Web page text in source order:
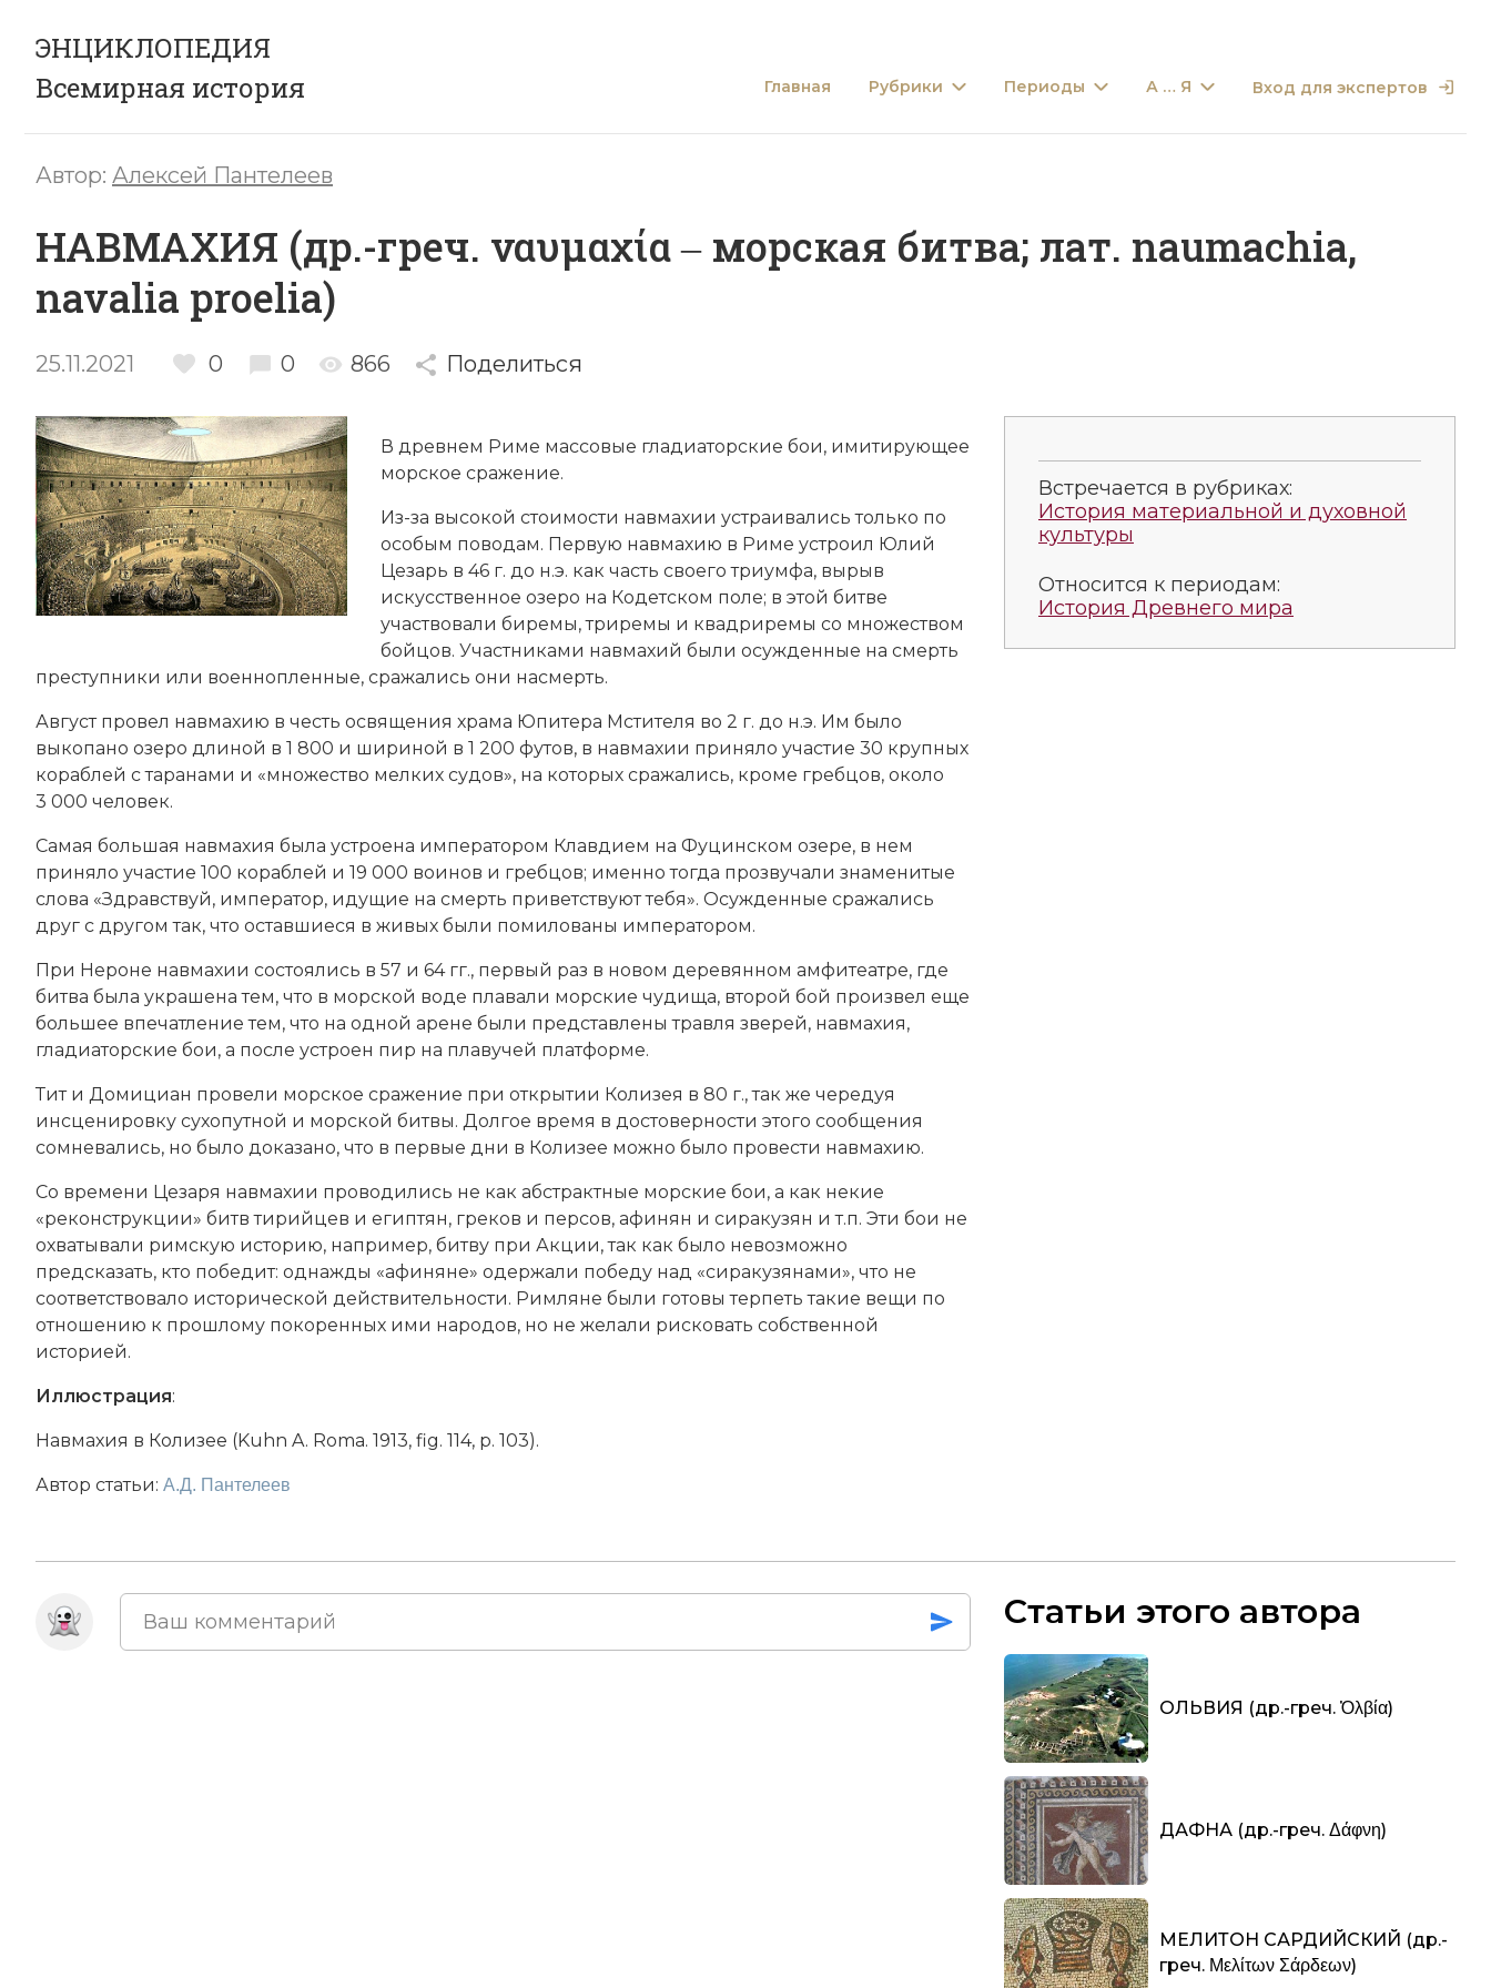
ЭНЦИКЛОПЕДИЯ
Всемирная история
Главная Рубрики Периоды А … Я Вход для экспертов
Автор: Алексей Пантелеев
НАВМАХИЯ (др.-греч. ναυμαχία ‒ морская битва; лат. naumachia,
navalia proelia)
25.11.2021 0 0 866 Поделиться
В древнем Риме массовые гладиаторские бои, имитирующее
морское сражение.
Из-за высокой стоимости навмахии устраивались только по
особым поводам. Первую навмахию в Риме устроил Юлий
Цезарь в 46 г. до н.э. как часть своего триумфа, вырыв
искусственное озеро на Кодетском поле; в этой битве
участвовали биремы,триремы и квадриремы со множеством
бойцов. Участниками навмахий были осужденные на смерть
преступники или военнопленные, сражались они насмерть.
Август провел навмахию в честь освящения храма Юпитера Мстителя во 2 г. до н.э. Им было
выкопано озеро длиной в 1 800 и шириной в 1 200 футов, в навмахии приняло участие 30 крупных
кораблей с таранами и «множество мелких судов», на которых сражались, кроме гребцов, около
3 000 человек.
Самая большая навмахия была устроена императором Клавдием на Фуцинском озере, в нем
приняло участие 100 кораблей и 19 000 воинов и гребцов; именно тогда прозвучали знаменитые
слова «Здравствуй, император, идущие на смерть приветствуют тебя». Осужденные сражались
друг с другом так, что оставшиеся в живых были помилованы императором.
При Нероне навмахии состоялись в 57 и 64 гг., первый раз в новом деревянном амфитеатре, где
битва была украшена тем, что в морской воде плавали морские чудища, второй бой произвел еще
большее впечатление тем, что на одной арене были представлены травля зверей, навмахия,
гладиаторские бои, а после устроен пир на плавучей платформе.
Тити Домициан провели морское сражение при открытии Колизея в 80 г., так же чередуя
инсценировку сухопутной и морской битвы. Долгое время в достоверности этого сообщения
сомневались, но было доказано, что в первые дни в Колизее можно было провести навмахию.
Со времени Цезаря навмахии проводились не как абстрактные морские бои, а как некие
«реконструкции» битв тирийцев и египтян, греков и персов, афинян и сиракузян и т.п. Эти бои не
охватывали римскую историю, например, битву при Акции, так как было невозможно
предсказать, кто победит: однажды «афиняне» одержали победу над «сиракузянами», что не
соответствовало исторической действительности. Римляне были готовы терпеть такие вещи по
отношению к прошлому покоренных ими народов, но не желали рисковать собственной
историей.
Иллюстрация:
Навмахия в Колизее (Kuhn A. Roma. 1913, fig. 114, p. 103).
Автор статьи: А.Д. Пантелеев
Встречается в рубриках:
История материальной и духовной
культуры
Относится к периодам:
История Древнего мира
Статьи этого автора
ОЛЬВИЯ (др.-греч. Ὀλβία)
ДАФНА (др.-греч. Δάφνη)
МЕЛИТОН САРДИЙСКИЙ (др.-
греч. Μελίτων Σάρδεων)